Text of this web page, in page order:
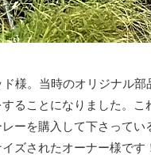
様。当時のオリジナル
ることになりました。
ーを購入して下さって
ズされたオーナー様です